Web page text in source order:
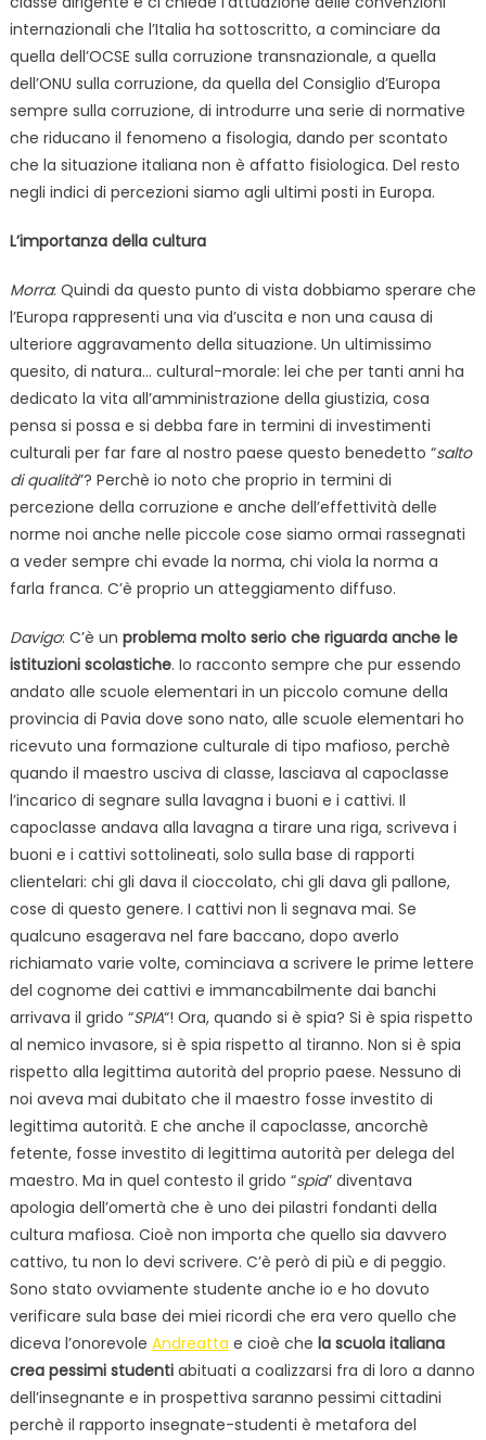
internazionali che l’Italia ha sottoscritto, a cominciare da
quella dell’OCSE sulla corruzione transnazionale, a quella
dell’ONU sulla corruzione, da quella del Consiglio d’Europa
sempre sulla corruzione, di introdurre una serie di normative
che riducano il fenomeno a fisologia, dando per scontato
che la situazione italiana non è affatto fisiologica. Del resto
negli indici di percezioni siamo agli ultimi posti in Europa.
L’importanza della cultura
Morra: Quindi da questo punto di vista dobbiamo sperare che
l’Europa rappresenti una via d’uscita e non una causa di
ulteriore aggravamento della situazione. Un ultimissimo
quesito, di natura… cultural-morale: lei che per tanti anni ha
dedicato la vita all’amministrazione della giustizia, cosa
pensa si possa e si debba fare in termini di investimenti
culturali per far fare al nostro paese questo benedetto “salto
di qualità”? Perchè io noto che proprio in termini di
percezione della corruzione e anche dell’effettività delle
norme noi anche nelle piccole cose siamo ormai rassegnati
a veder sempre chi evade la norma, chi viola la norma a
farla franca. C’è proprio un atteggiamento diffuso.
Davigo: C’è un problema molto serio che riguarda anche le
istituzioni scolastiche. Io racconto sempre che pur essendo
andato alle scuole elementari in un piccolo comune della
provincia di Pavia dove sono nato, alle scuole elementari ho
ricevuto una formazione culturale di tipo mafioso, perchè
quando il maestro usciva di classe, lasciava al capoclasse
l’incarico di segnare sulla lavagna i buoni e i cattivi. Il
capoclasse andava alla lavagna a tirare una riga, scriveva i
buoni e i cattivi sottolineati, solo sulla base di rapporti
clientelari: chi gli dava il cioccolato, chi gli dava gli pallone,
cose di questo genere. I cattivi non li segnava mai. Se
qualcuno esagerava nel fare baccano, dopo averlo
richiamato varie volte, cominciava a scrivere le prime lettere
del cognome dei cattivi e immancabilmente dai banchi
arrivava il grido “SPIA“! Ora, quando si è spia? Si è spia rispetto
al nemico invasore, si è spia rispetto al tiranno. Non si è spia
rispetto alla legittima autorità del proprio paese. Nessuno di
noi aveva mai dubitato che il maestro fosse investito di
legittima autorità. E che anche il capoclasse, ancorchè
fetente, fosse investito di legittima autorità per delega del
maestro. Ma in quel contesto il grido “spia” diventava
apologia dell’omertà che è uno dei pilastri fondanti della
cultura mafiosa. Cioè non importa che quello sia davvero
cattivo, tu non lo devi scrivere. C’è però di più e di peggio.
Sono stato ovviamente studente anche io e ho dovuto
verificare sula base dei miei ricordi che era vero quello che
diceva l’onorevole Andreatta e cioè che la scuola italiana
crea pessimi studentiabituati a coalizzarsi fra di loro a danno
dell’insegnante e in prospettiva saranno pessimi cittadini
perchè il rapporto insegnate-studenti è metafora del